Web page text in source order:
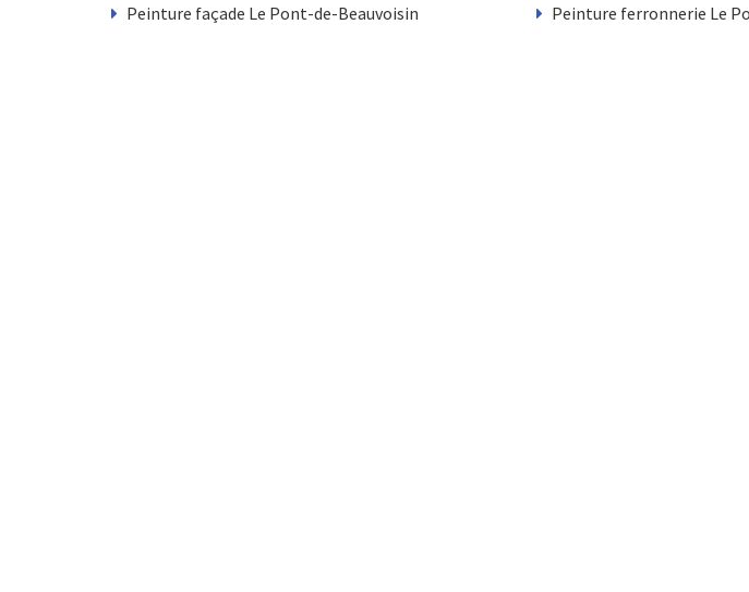
Peinture façade Le Pont-de-Beauvoisin
Peinture ferronnerie Le